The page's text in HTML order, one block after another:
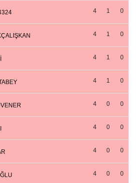
4 1 0
4 1 0
4 1 0
4 1 0
4 0 0
4 0 0
4 0 0
4 0 0